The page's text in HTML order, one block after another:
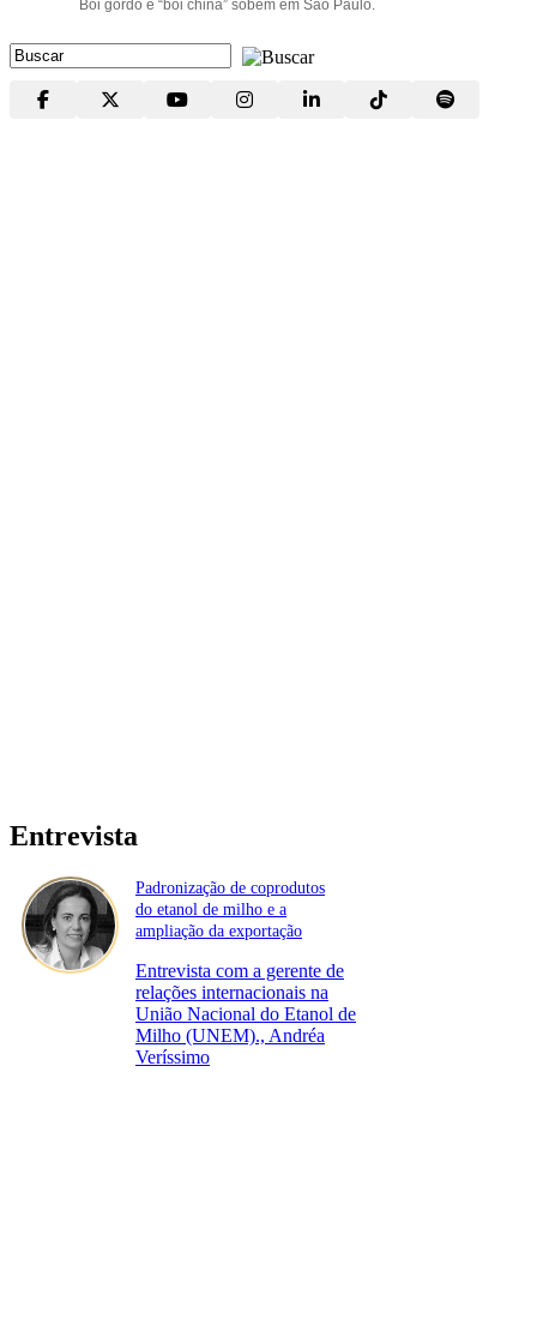
Boi gordo e “boi china” sobem em São Paulo.
Entrevista
Padronização de coprodutos
do etanol de milho e a
ampliação da exportação
Entrevista com a gerente de
relações internacionais na
União Nacional do Etanol de
Milho (UNEM)., Andréa
Veríssimo